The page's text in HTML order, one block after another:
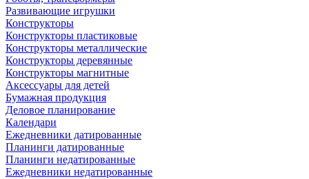
Развивающие игрушки
Конструкторы
Конструкторы пластиковые
Конструкторы металлические
Конструкторы деревянные
Конструкторы магнитные
Аксессуары для детей
Бумажная продукция
Деловое планирование
Календари
Ежедневники датированные
Планинги датированные
Планинги недатированные
Ежедневники недатированные